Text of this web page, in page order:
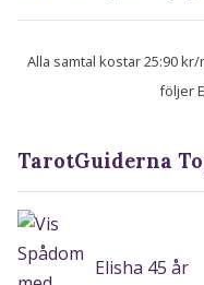
TarotGuiderna
Elisha 45 år
Alla samtal kostar 25:90
följer